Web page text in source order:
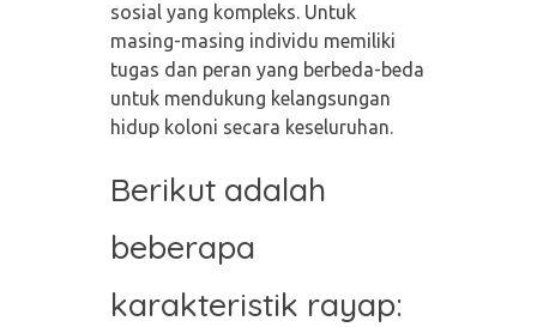
sosial yang kompleks. Untuk
masing-masing individu memiliki
tugas dan peran yang berbeda-beda
untuk mendukung kelangsungan
hidup koloni secara keseluruhan.
Berikut adalah
beberapa
karakteristik rayap: